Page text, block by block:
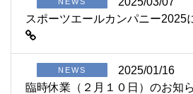
スポーツエールカンパニー2025
NEWS
2025/01/16
臨時休業（２月１０日）のお知